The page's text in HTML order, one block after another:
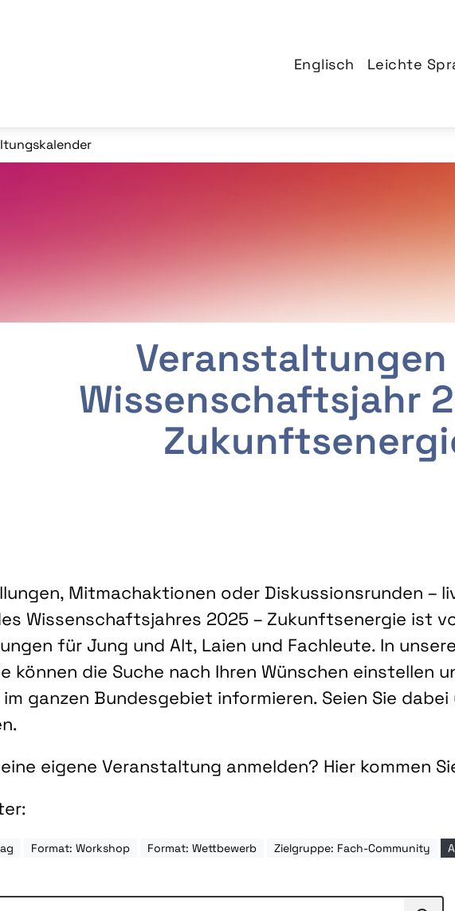
Englisch Leichte
Veranstaltungen
Wissenschaftsjahr
Mitmachaktionen oder Diskussionsrunden –
Wissenschaftsjahres 2025 – Zukunftsenergie ist
für Jung und Alt, Laien und Fachleute. In
können die Suche nach Ihren Wünschen einstellen
ganzen Bundesgebiet informieren. Seien Sie
eigene Veranstaltung anmelden? Hier kommen
Format: Workshop Format: Wettbewerb Zielgruppe: Fach-Community